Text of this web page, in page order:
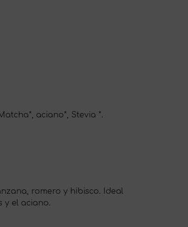
aciano*, Stevia *.
romero y hibisco. Ideal
y el aciano.